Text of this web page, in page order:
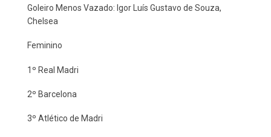
Goleiro Menos Vazado: Igor Luís Gustavo de Souza,
Chelsea
Feminino
1º Real Madri
2º Barcelona
3º Atlético de Madri